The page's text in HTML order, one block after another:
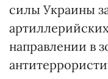
силы Украины
направлении в